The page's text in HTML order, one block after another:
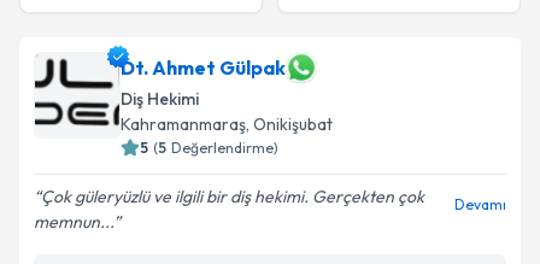
Dt. Ahmet Gülpak
Diş Hekimi
Kahramanmaraş, Onikişubat
5 (5 Değerlendirme)
Çok güleryüzlü ve ilgili bir diş hekimi. Gerçekten çok
memnun...
Devamı